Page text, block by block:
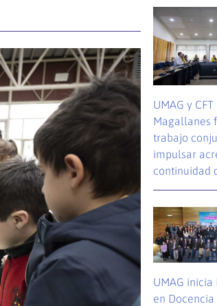
UMAG y CFT
Magallanes
trabajo
impulsar
continuidad
UMAG
en Docencia